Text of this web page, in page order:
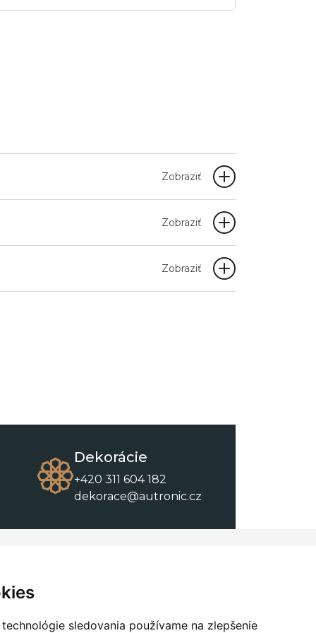
sledovania používame na zlepšenie
Zobraziť
Zobraziť
Zobraziť
Dekorácie
+420 311 604 182
dekorace@autronic.cz
Kontakty